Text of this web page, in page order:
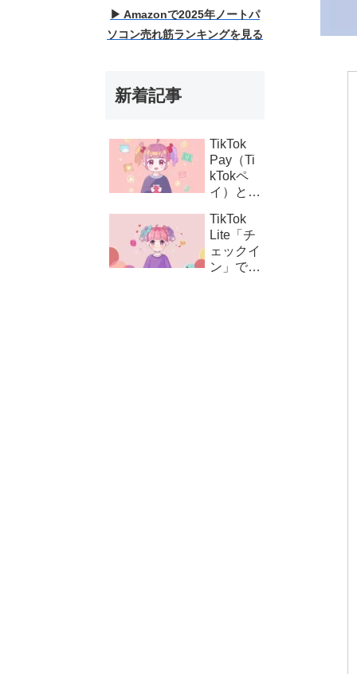
▶ Amazonで2025年ノートパ
ソコン売れ筋ランキングを見る
新着記事
TikTok
Pay（Ti
kTokペ
イ）と
い設定の
方法とコ
イン購
入・課金
TikTok
Lite「チ
ェックイ
ン」でき